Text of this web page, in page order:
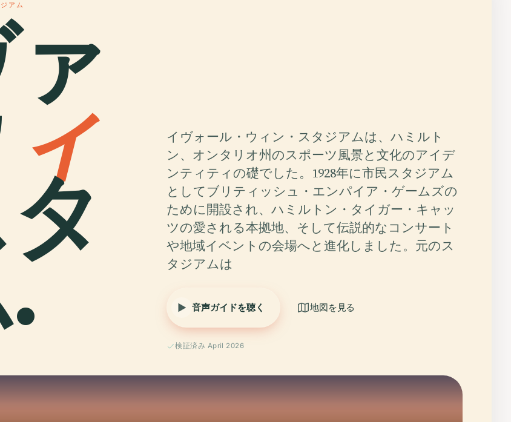
アム
ィ
イヴォール・ウィン・スタジアムは、ハミルト
ン、オンタリオ州のスポーツ風景と文化のアイデ
ンティティの礎でした。1928年に市民スタジアム
としてブリティッシュ・エンパイア・ゲームズの
ために開設され、ハミルトン・タイガー・キャッ
ツの愛される本拠地、そして伝説的なコンサート
や地域イベントの会場へと進化しました。元のス
タジアムは
音声ガイドを聴く 地図を見る
検証済み April 2026